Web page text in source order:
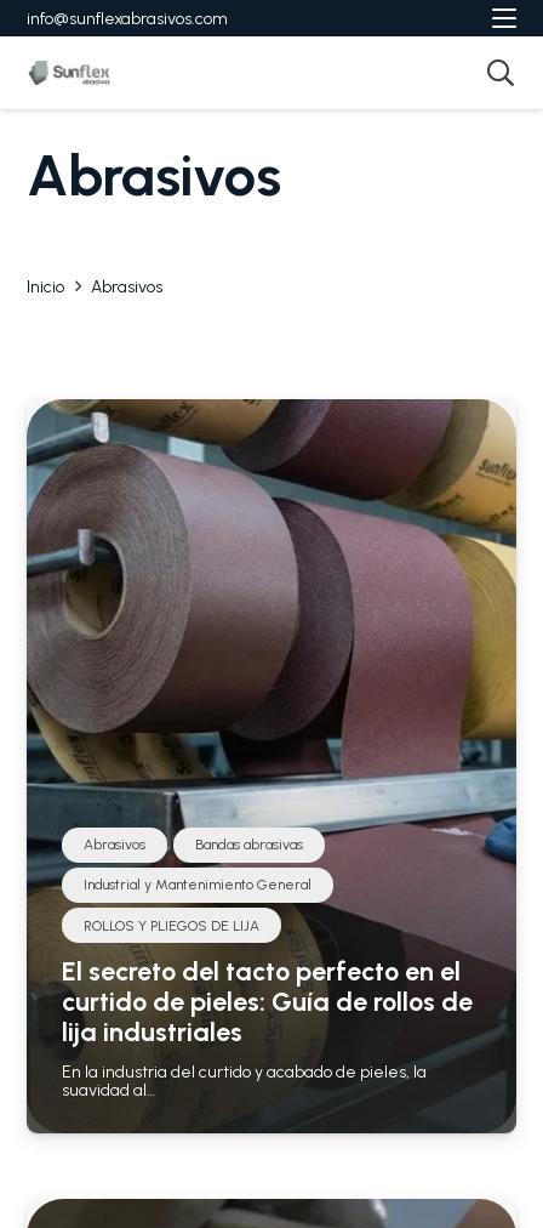
info@sunflexabrasivos.com
Abrasivos
Inicio Abrasivos
Abrasivos Bandas abrasivas
Industrial y Mantenimiento General
ROLLOS Y PLIEGOS DE LIJA
El secreto del tacto perfecto en el
curtido de pieles: Guía de rollos de
lija industriales
En la industria del curtido y acabado de pieles, la
suavidad al…